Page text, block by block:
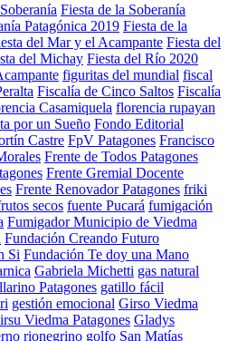
Fiesta de la Soberanía
Patagónica 2019 Fiesta de la
del Mar y el Acampante Fiesta del
del Michay Fiesta del Río 2020
figuritas del mundial fiscal
Fiscalía de Cinco Saltos Fiscalía
Casamiquela florencia rupayan
por un Sueño Fondo Editorial
Castre FpV Patagones Francisco
Frente de Todos Patagones
Frente Gremial Docente
Frente Renovador Patagones friki
secos fuente Pucará fumigación
Fumigador Municipio de Viedma
Fundación Creando Futuro
Si Fundación Te doy una Mano
Gabriela Michetti gas natural
Patagones gatillo fácil
gestión emocional Girso Viedma
Viedma Patagones Gladys
rionegrino golfo San Matías